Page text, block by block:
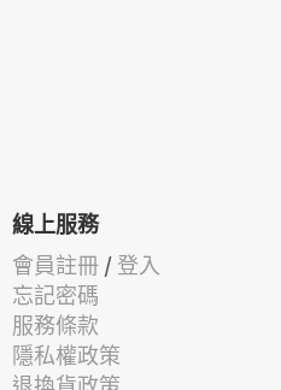
線上服務
會員註冊 / 登入
忘記密碼
服務條款
隱私權政策